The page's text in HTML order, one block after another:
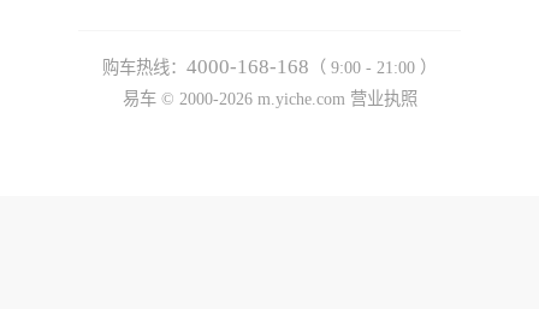
购车热线： 4000-168-168 （ 9:00 - 21:00 ）
易车 © 2000-2026m.yiche.com 营业执照